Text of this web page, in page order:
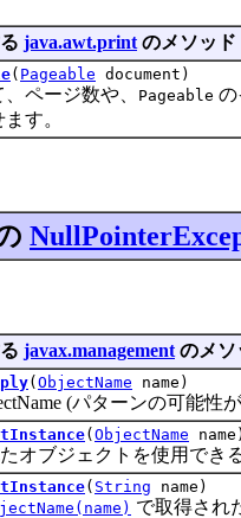
java.awt.print のメソッド
( Pageable document)
ページ数や、 Pageable の
す。
javax.management のメソ
( ObjectName name)
(パターンの可能性が
( ObjectName
ジェクトを使用できる
( String name)
で取得され